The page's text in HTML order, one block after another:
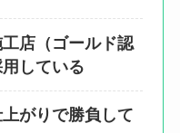
店（ゴールド認
している
がりで勝負して